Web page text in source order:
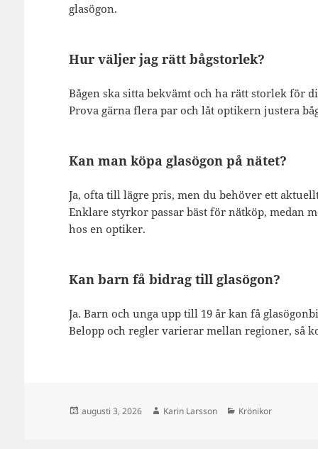
glasögon.
Hur väljer jag rätt bågstorlek?
Bågen ska sitta bekvämt och ha rätt storlek för
Prova gärna flera par och låt optikern justera
Kan man köpa glasögon på nätet?
Ja, ofta till lägre pris, men du behöver ett
Enklare styrkor passar bäst för nätköp, medan
hos en optiker.
Kan barn få bidrag till glasögon?
Ja. Barn och unga upp till 19 år kan få
Belopp och regler varierar mellan regioner, så
Postat
augusti 3, 2026 Författare
Karin Larsson Kategorier
Krönikor